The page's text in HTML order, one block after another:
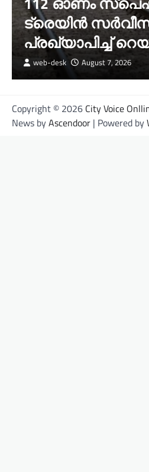
ട്രെയിൻ
പ്രഖ്യാപിച്ച്
web-desk August 7, 2026
Copyright © 2026 City Voice
News byAscendoor | Powered by